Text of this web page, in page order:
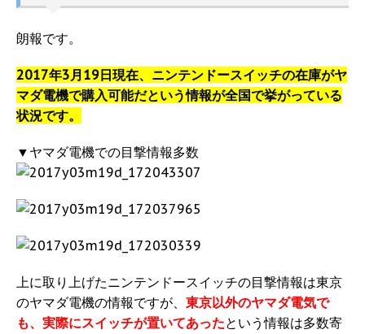
朗報です。
2017年3月19日現在、ニンテンドースイッチの在庫がヤ
マダ電機で購入可能だという情報が全国で挙がっている
状況です。
▼ヤマダ電機での目撃情報多数
上に取り上げたニンテンドースイッチの目撃情報は東京
のヤマダ電機の情報ですが、 東京以外のヤマダ電気で
も、実際にスイッチが置いてあったという情報は多数寄